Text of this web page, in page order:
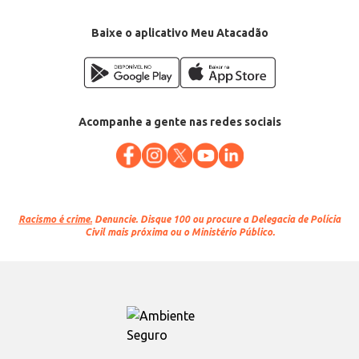
Baixe o aplicativo Meu Atacadão
Acompanhe a gente nas redes sociais
Racismo é crime. Denuncie. Disque 100 ou procure a Delegacia de Polícia
Civil mais próxima ou o Ministério Público.